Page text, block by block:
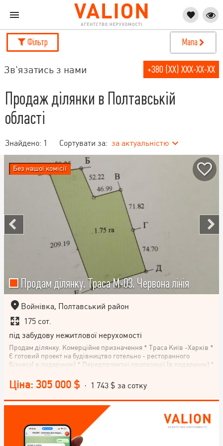
Фільтр Мапа
Зв'язатись з нами +380 (XX) XXX-XX-XX
Продаж ділянки в Полтавській
області
Знайдено: 1 Сортувати за: за актуальністю
Продам ділянку. Траса М-03. Червона лінія
Войнівка, Полтавський район
175 сот.
під забудову нежитлової нерухомості
Продам ділянку. Комерційне призначення * Траса Київ -Харків *
Є готовий проект на будівництво готельно - ресторанного
бізнесу( в подарунок) * Передпроектні пропозиції (в подарунок) *
Ціна: 305 000 $ · 1 743 $ за сотку
Без нашої комісії